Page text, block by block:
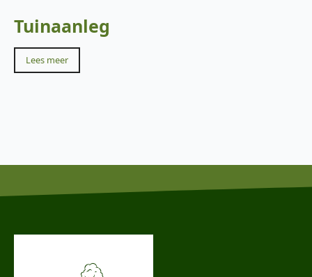
Tuinaanleg
Lees meer